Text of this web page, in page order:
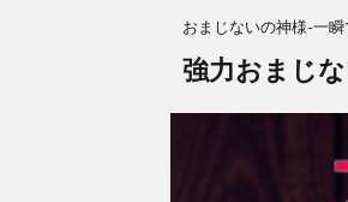
おまじないの神様-一
強力おまじ